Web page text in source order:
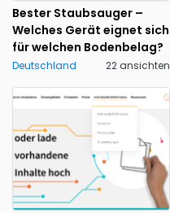
Bester Staubsauger –
Welches Gerät eignet sich
für welchen Bodenbelag?
Deutschland 22 ansichten